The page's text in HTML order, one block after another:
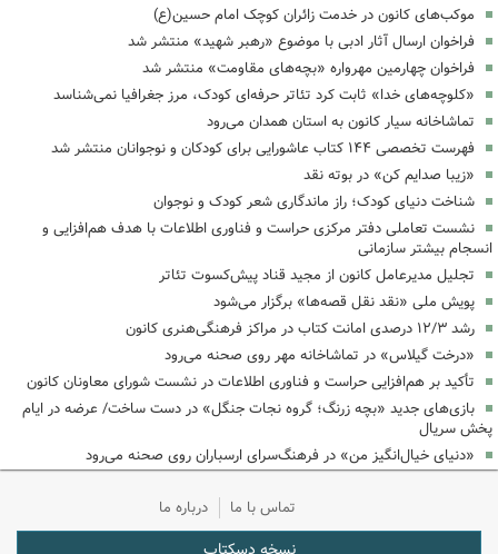
موکب‌های کانون در خدمت زائران کوچک امام حسین(ع)
فراخوان ارسال آثار ادبی با موضوع «رهبر شهید» منتشر شد
فراخوان چهارمین مهرواره «بچه‌های مقاومت» منتشر شد
«کلوچه‌های خدا» ثابت کرد تئاتر حرفه‌ای کودک، مرز جغرافیا نمی‌شناسد
تماشاخانه سیار کانون به استان همدان می‌رود
فهرست تخصصی ۱۴۴ کتاب عاشورایی برای کودکان و نوجوانان منتشر شد
«زیبا صدایم کن» در بوته نقد
شناخت دنیای کودک؛ راز ماندگاری شعر کودک و نوجوان
نشست تعاملی دفتر مرکزی حراست و فناوری اطلاعات با هدف هم‌افزایی و
انسجام بیشتر سازمانی
تجلیل مدیرعامل کانون از مجید قناد پیش‌کسوت تئاتر
پویش ملی «نقد نقل قصه‌ها» برگزار می‌شود
رشد ۱۲/۳ درصدی امانت کتاب در مراکز فرهنگی‌هنری کانون
«درخت گیلاس» در تماشاخانه مهر روی صحنه می‌رود
تأکید بر هم‌افزایی حراست و فناوری اطلاعات در نشست شورای معاونان کانون
بازی‌های جدید «بچه زرنگ؛ گروه نجات جنگل» در دست ساخت/ عرضه در ایام
پخش سریال
«دنیای خیال‌انگیز من» در فرهنگ‌سرای ارسباران روی صحنه می‌رود
تماس با ما درباره ما